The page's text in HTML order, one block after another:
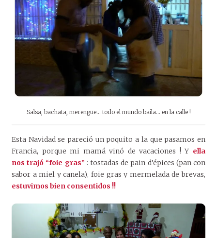
Salsa, bachata, merengue… todo el mundo baila… en la calle !
Esta Navidad se pareció un poquito a la que pasamos en
Francia, porque mi mamá vinó de vacaciones ! Y ella
nostrajó “foie gras” : tostadas de pain d’épices (pan con
sabor a miel y canela), foie gras y mermelada de brevas,
estuvimos bien consentidos !!